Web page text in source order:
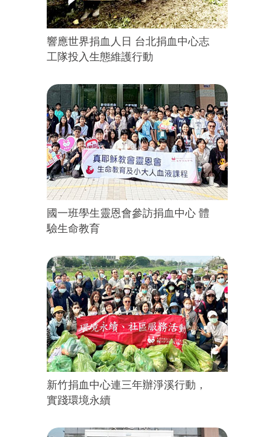
響應世界捐血人日 台北捐血中心志
工隊投入生態維護行動
國一班學生靈恩會參訪捐血中心 體
驗生命教育
新竹捐血中心連三年辦淨溪行動，
實踐環境永續